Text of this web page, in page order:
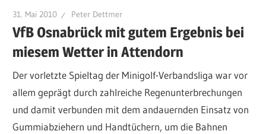
31. Mai 2010 Peter Dettmer
VfB Osnabrück mit gutem Ergebnis bei
miesem Wetter in Attendorn
Der vorletzte Spieltag der Minigolf-Verbandsliga war vor
allem geprägt durch zahlreiche Regenunterbrechungen
und damit verbunden mit dem andauernden Einsatz von
Gummiabziehern und Handtüchern, um die Bahnen